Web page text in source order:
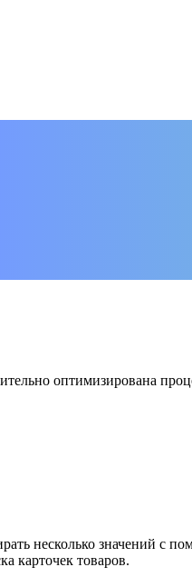
оптимизирована
несколько значений с
карточек товаров.